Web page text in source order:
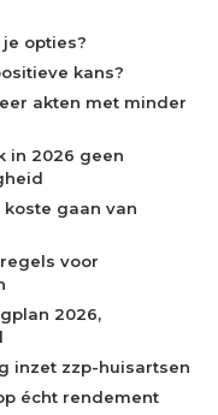
opties?
kans?
akten met minder
in 2026 geen
gaan van
voor
2026,
inzet zzp-huisartsen
écht rendement